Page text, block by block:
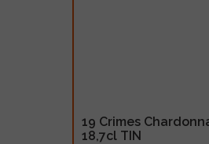
19 Crimes
18,7cl TIN